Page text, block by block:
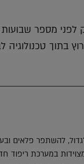
לפני מספר שבועות
בתוך
להשתפר פלאים